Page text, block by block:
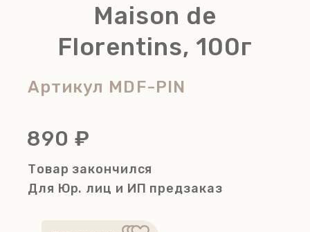
Maison de
Florentins, 100г
Артикул MDF-PIN
890 ₽
Товар закончился
Для Юр. лиц и ИП предзаказ